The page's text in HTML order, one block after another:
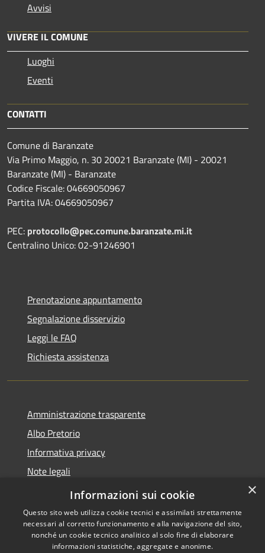
Avvisi
VIVERE IL COMUNE
Luoghi
Eventi
CONTATTI
Comune di Baranzate
Via Primo Maggio, n. 30 20021 Baranzate (MI) - 20021
Baranzate (MI) - Baranzate
Codice Fiscale: 04669050967
Partita IVA: 04669050967
PEC: protocollo@pec.comune.baranzate.mi.it
Centralino Unico: 02-91246901
Prenotazione appuntamento
Segnalazione disservizio
Leggi le FAQ
Richiesta assistenza
Amministrazione trasparente
Albo Pretorio
Informativa privacy
Note legali
Dichiarazione di accessibilità
Copyright © 2026 • Comune di
×
Informazioni sui cookie
Questo sito web utilizza cookie tecnici e assimilati strettamente
necessari al corretto funzionamento e alla navigazione del sito,
nonché un cookie tecnico analitico al solo fine di elaborare
informazioni statistiche, aggregate e anonime.